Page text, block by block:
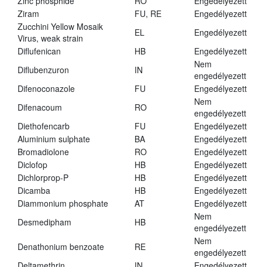
Ziram
FU, RE
Engedélyezett
Zucchini Yellow Mosaik
Virus, weak strain
EL
Engedélyezett
Diflufenican
HB
Engedélyezett
Diflubenzuron
IN
Nem
engedélyezett
Difenoconazole
FU
Engedélyezett
Difenacoum
RO
Nem
engedélyezett
Diethofencarb
FU
Engedélyezett
Aluminium sulphate
BA
Engedélyezett
Bromadiolone
RO
Engedélyezett
Diclofop
HB
Engedélyezett
Dichlorprop-P
HB
Engedélyezett
Dicamba
HB
Engedélyezett
Diammonium phosphate
AT
Engedélyezett
Desmedipham
HB
Nem
engedélyezett
Denathonium benzoate
RE
Nem
engedélyezett